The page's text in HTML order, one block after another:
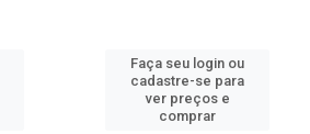
Faça seu login ou
cadastre-se para
ver preços e
comprar